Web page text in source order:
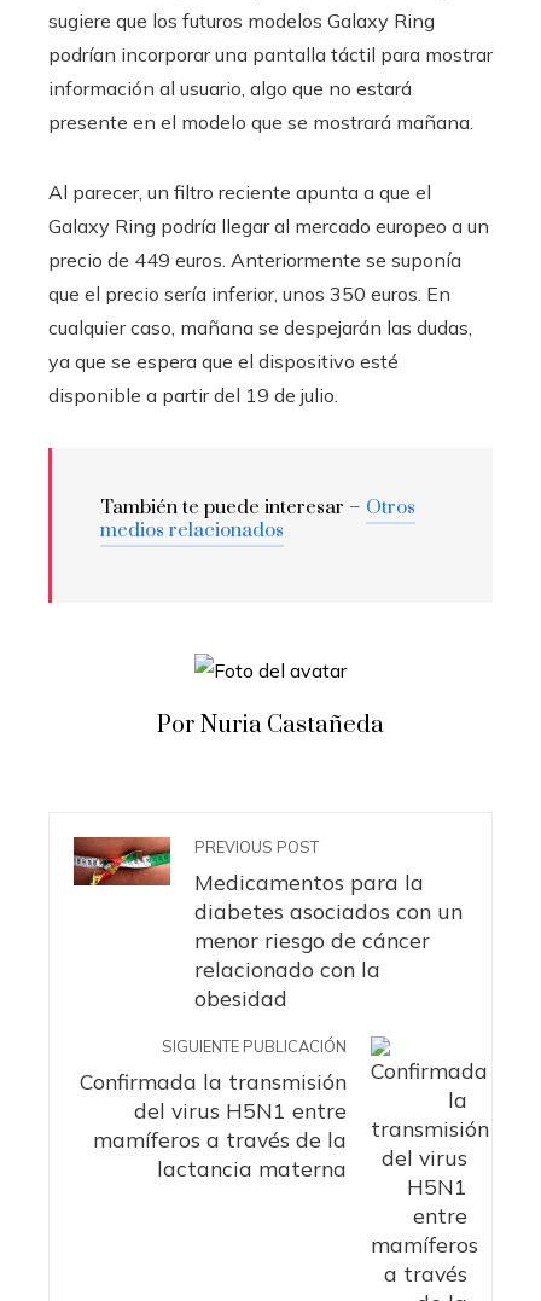
sugiere que los futuros modelos Galaxy Ring
podrían incorporar una pantalla táctil para mostrar
información al usuario, algo que no estará
presente en el modelo que se mostrará mañana.
Al parecer, un filtro reciente apunta a que el
Galaxy Ring podría llegar al mercado europeo a un
precio de 449 euros. Anteriormente se suponía
que el precio sería inferior, unos 350 euros. En
cualquier caso, mañana se despejarán las dudas,
ya que se espera que el dispositivo esté
disponible a partir del 19 de julio.
También te puede interesar – Otros
medios relacionados
Por Nuria Castañeda
PREVIOUS POST
Medicamentos para la
diabetes asociados con un
menor riesgo de cáncer
relacionado con la
obesidad
SIGUIENTE PUBLICACIÓN
Confirmada la transmisión
del virus H5N1 entre
mamíferos a través de la
lactancia materna